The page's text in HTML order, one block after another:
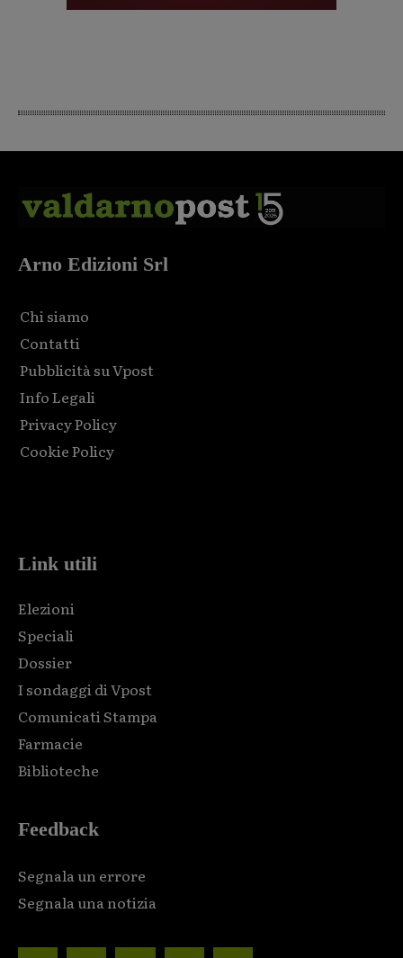
Arno Edizioni Srl
Chi siamo
Contatti
Pubblicità su Vpost
Info Legali
Privacy Policy
Cookie Policy
Link utili
Elezioni
Speciali
Dossier
I sondaggi di Vpost
Comunicati Stampa
Farmacie
Biblioteche
Feedback
Segnala un errore
Segnala una notizia